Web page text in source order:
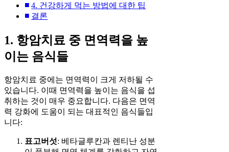
4. 건강하게 먹는 방법에 대한 팁
결론
1. 항암치료 중 면역력을 높
이는 음식들
항암치료 중에는 면역력이 크게 저하될 수
있습니다. 이때 면역력을 높이는 음식을 섭
취하는 것이 매우 중요합니다. 다음은 면역
력 강화에 도움이 되는 대표적인 음식들입
니다:
표고버섯: 베타글루칸과 렌티난 성분